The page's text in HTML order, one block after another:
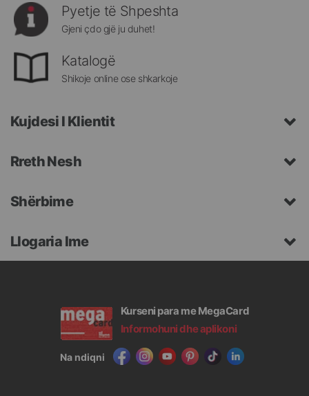
Pyetje të Shpeshta
Gjeni çdo gjë ju duhet!
Katalogë
Shikoje online ose shkarkoje
Kujdesi I Klientit
Rreth Nesh
Shërbime
Llogaria Ime
Kurseni para me MegaCard
Informohuni dhe aplikoni
Na ndiqni